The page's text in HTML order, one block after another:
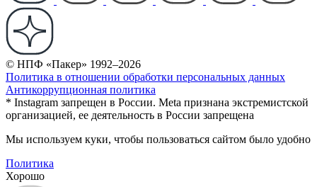
© НПФ «Пакер» 1992–2026
Политика в отношении обработки персональных данных
Антикоррупционная политика
* Instagram запрещен в России. Meta признана экстремистской
организацией, ее деятельность в России запрещена
Мы используем куки, чтобы пользоваться сайтом было удобно
Политика
Хорошо